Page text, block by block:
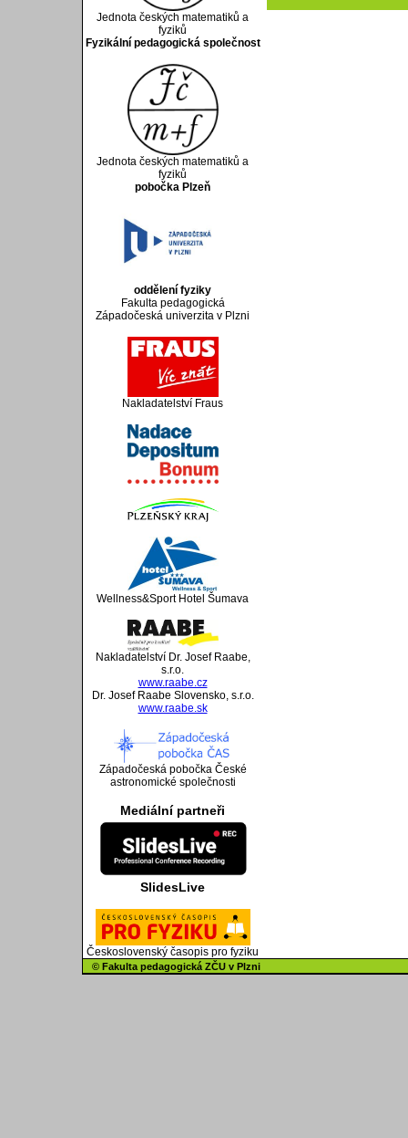
Jednota českých matematiků a
fyziků
Fyzikální pedagogická společnost
Jednota českých matematiků a
fyziků
pobočka Plzeň
oddělení fyziky
Fakulta pedagogická
Západočeská univerzita v Plzni
Nakladatelství Fraus
Wellness&Sport Hotel Šumava
Nakladatelství Dr. Josef Raabe,
s.r.o.
www.raabe.cz
Dr. Josef Raabe Slovensko, s.r.o.
www.raabe.sk
Západočeská pobočka České
astronomické společnosti
Mediální partneři
SlidesLive
Československý časopis pro fyziku
© Fakulta pedagogická ZČU v Plzni